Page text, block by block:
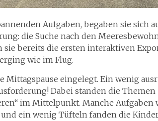
Aufgaben, begaben sie sich
die Suche nach den
bereits die ersten interaktiven
wie im Flug.
Mittagspause eingelegt. Ein wenig
Dabei standen die Themen
im Mittelpunkt. Manche Aufgaben
ein wenig Tüfteln fanden die